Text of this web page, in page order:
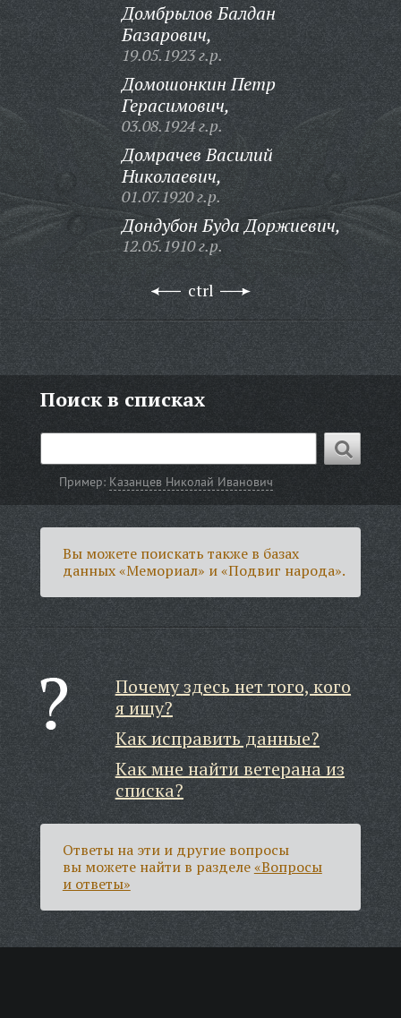
Домбрылов Балдан
Базарович,
19.05.1923 г.р.
Домошонкин Петр
Герасимович,
03.08.1924 г.р.
Домрачев Василий
Николаевич,
01.07.1920 г.р.
Дондубон Буда Доржиевич,
12.05.1910 г.р.
ctrl
Поиск в списках
Пример: Казанцев Николай Иванович
Вы можете поискать также в базах
данных «Мемориал» и «Подвиг народа».
Почему здесь нет того, кого
я ищу?
Как исправить данные?
Как мне найти ветерана из
списка?
Ответы на эти и другие вопросы
вы можете найти в разделе«Вопросы
и ответы»